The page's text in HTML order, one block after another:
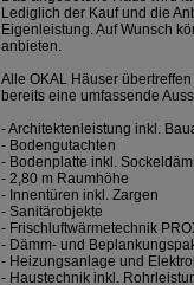
Lediglich der Kauf und die
Eigenleistung. Auf Wunsch
anbieten.
Alle OKAL Häuser
bereits eine umfassende
- Architektenleistung inkl.
- Bodengutachten
- Bodenplatte inkl.
- 2,80 m Raumhöhe
- Innentüren inkl. Zargen
- Sanitärobjekte
- Frischluftwärmetechnik
- Dämm- und
- Heizungsanlage und
- Haustechnik inkl.